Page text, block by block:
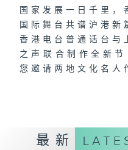
国家发展一日千里，
国际舞台共谱沪港新
香港电台普通话台与
之声联合制作全新
您邀请两地文化名人
生，亦会介绍两地文
《上·港上线啦》。
最新